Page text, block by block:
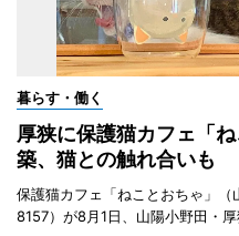
暮らす・働く
厚狭に保護猫カフェ「
築、猫との触れ合いも
保護猫カフェ「ねことおちゃ」
8157）が8月1日、山陽小野田・